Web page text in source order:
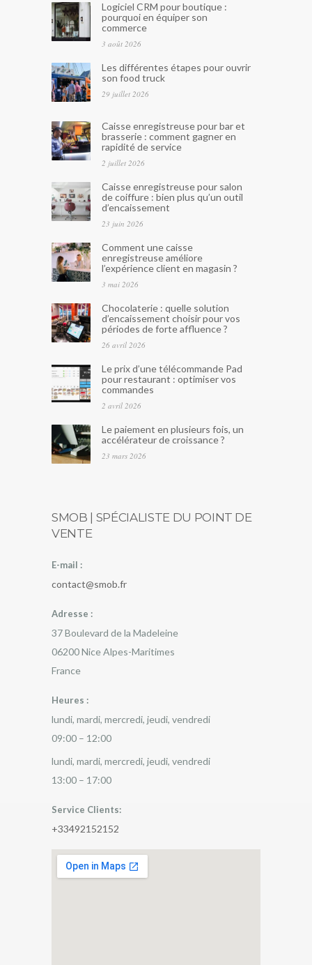
Logiciel CRM pour boutique :
pourquoi en équiper son
commerce
3 août 2026
Les différentes étapes pour ouvrir
son food truck
29 juillet 2026
Caisse enregistreuse pour bar et
brasserie : comment gagner en
rapidité de service
2 juillet 2026
Caisse enregistreuse pour salon
de coiffure : bien plus qu’un outil
d’encaissement
23 juin 2026
Comment une caisse
enregistreuse améliore
l’expérience client en magasin ?
3 mai 2026
Chocolaterie : quelle solution
d’encaissement choisir pour vos
périodes de forte affluence ?
26 avril 2026
Le prix d’une télécommande Pad
pour restaurant : optimiser vos
commandes
2 avril 2026
Le paiement en plusieurs fois, un
accélérateur de croissance ?
23 mars 2026
SMOB | SPÉCIALISTE DU POINT DE
VENTE
E-mail :
contact@smob.fr
Adresse :
37 Boulevard de la Madeleine
06200NiceAlpes-Maritimes
France
Heures :
lundi, mardi, mercredi, jeudi, vendredi
09:00 – 12:00
lundi, mardi, mercredi, jeudi, vendredi
13:00 – 17:00
Service Clients:
+33492152152